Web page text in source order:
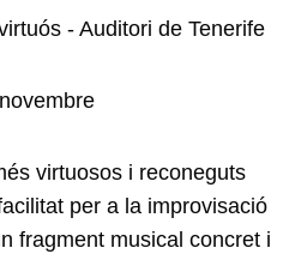
- Auditori de Tenerife
virtuosos i reconeguts
per a la improvisació
fragment musical concret i